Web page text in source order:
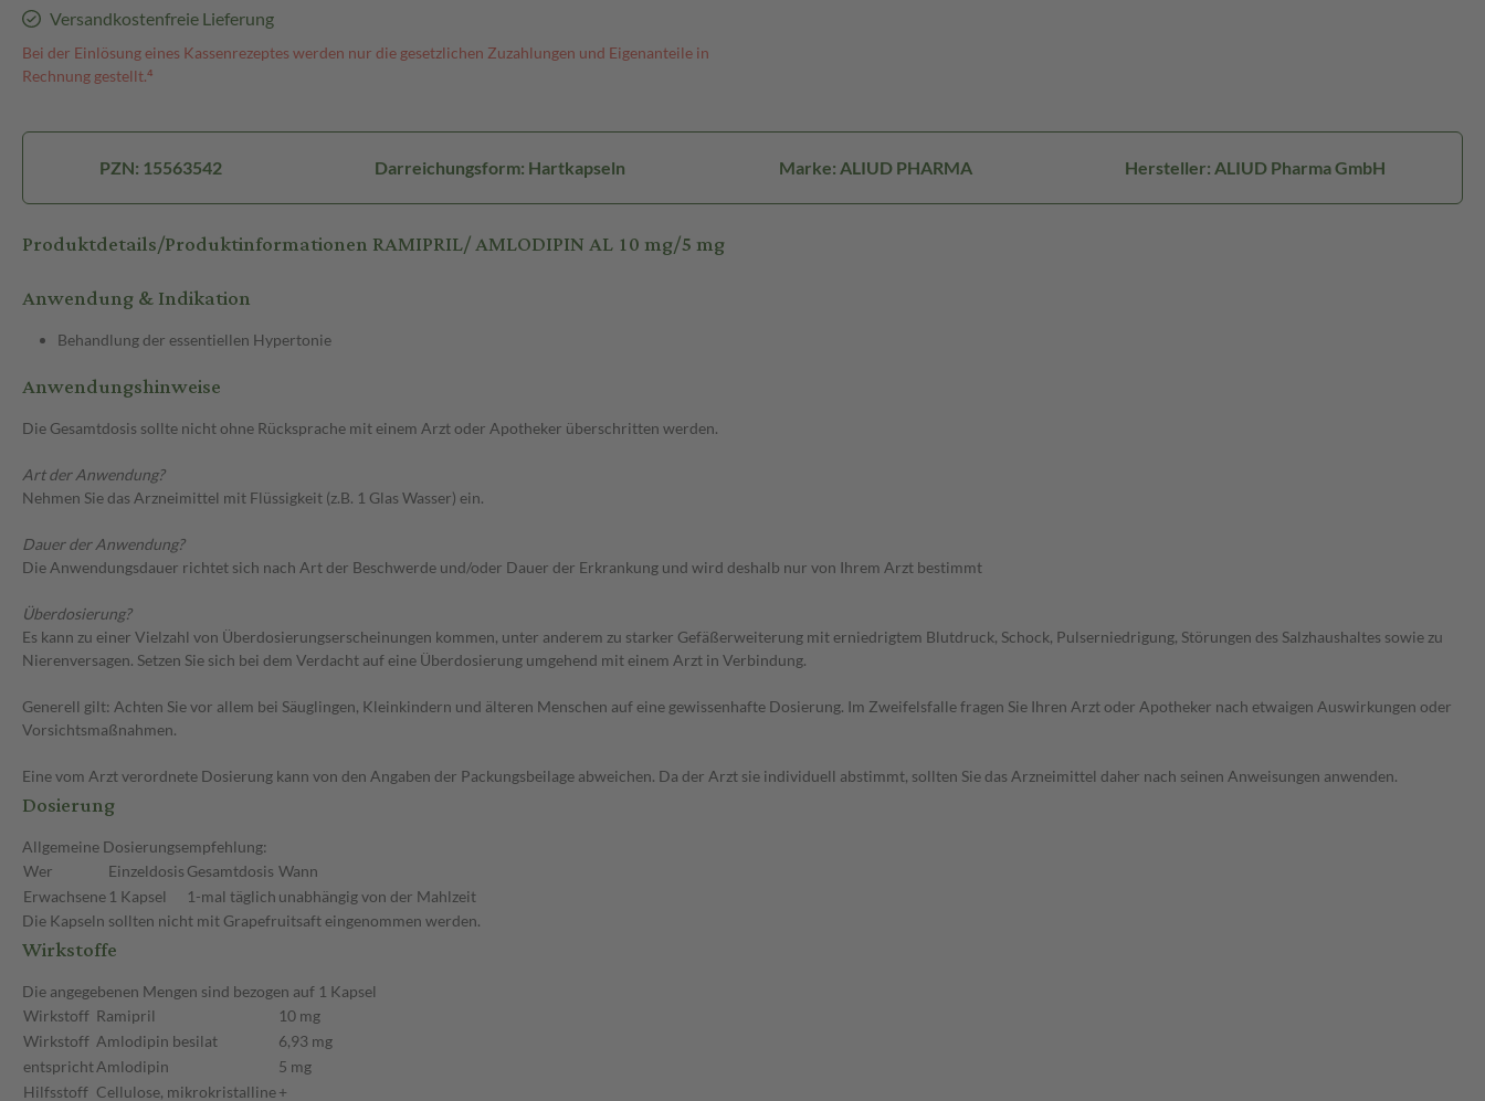
Versandkostenfreie Lieferung
Bei der Einlösung eines Kassenrezeptes werden nur die gesetzlichen Zuzahlungen und Eigenanteile in
Rechnung gestellt.⁴
PZN: 15563542 Darreichungsform: Hartkapseln Marke: ALIUD PHARMA Hersteller: ALIUD Pharma GmbH
Produktdetails/Produktinformationen RAMIPRIL/ AMLODIPIN AL 10 mg/5 mg
Anwendung & Indikation
Behandlung der essentiellen Hypertonie
Anwendungshinweise
Die Gesamtdosis sollte nicht ohne Rücksprache mit einem Arzt oder Apotheker überschritten werden.
Art der Anwendung?
Nehmen Sie das Arzneimittel mit Flüssigkeit (z.B. 1 Glas Wasser) ein.
Dauer der Anwendung?
Die Anwendungsdauer richtet sich nach Art der Beschwerde und/oder Dauer der Erkrankung und wird deshalb nur von Ihrem Arzt bestimmt
Überdosierung?
Es kann zu einer Vielzahl von Überdosierungserscheinungen kommen, unter anderem zu starker Gefäßerweiterung mit erniedrigtem Blutdruck, Schock, Pulserniedrigung, Störungen des Salzhaushaltes sowie zu
Nierenversagen. Setzen Sie sich bei dem Verdacht auf eine Überdosierung umgehend mit einem Arzt in Verbindung.
Generell gilt: Achten Sie vor allem bei Säuglingen, Kleinkindern und älteren Menschen auf eine gewissenhafte Dosierung. Im Zweifelsfalle fragen Sie Ihren Arzt oder Apotheker nach etwaigen Auswirkungen oder
Vorsichtsmaßnahmen.
Eine vom Arzt verordnete Dosierung kann von den Angaben der Packungsbeilage abweichen. Da der Arzt sie individuell abstimmt, sollten Sie das Arzneimittel daher nach seinen Anweisungen anwenden.
Dosierung
Allgemeine Dosierungsempfehlung:
Wer
Einzeldosis Gesamtdosis Wann
Erwachsene 1 Kapsel 1-mal täglich unabhängig von der Mahlzeit
Die Kapseln sollten nicht mit Grapefruitsaft eingenommen werden.
Wirkstoffe
Die angegebenen Mengen sind bezogen auf 1 Kapsel
Wirkstoff Ramipril
10 mg
Wirkstoff Amlodipin besilat
6,93 mg
entsprichtAmlodipin
5 mg
Hilfsstoff Cellulose, mikrokristalline+